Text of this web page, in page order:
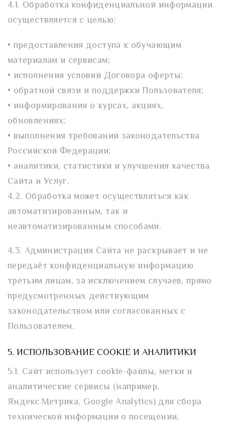
4.1. Обработка конфиденциальной информации
осуществляется с целью:
• предоставления доступа к обучающим
материалам и сервисам;
• исполнения условий Договора оферты;
• обратной связи и поддержки Пользователя;
• информирования о курсах, акциях,
обновлениях;
• выполнения требований законодательства
Российской Федерации;
• аналитики, статистики и улучшения качества
Сайта и Услуг.
4.2. Обработка может осуществляться как
автоматизированным, так и
неавтоматизированным способами.
4.3. Администрация Сайта не раскрывает и не
передаёт конфиденциальную информацию
третьим лицам, за исключением случаев, прямо
предусмотренных действующим
законодательством или согласованных с
Пользователем.
5. ИСПОЛЬЗОВАНИЕ COOKIE И АНАЛИТИКИ
5.1. Сайт использует cookie-файлы, метки и
аналитические сервисы (например,
Яндекс.Метрика, Google Analytics) для сбора
технической информации о посещении,